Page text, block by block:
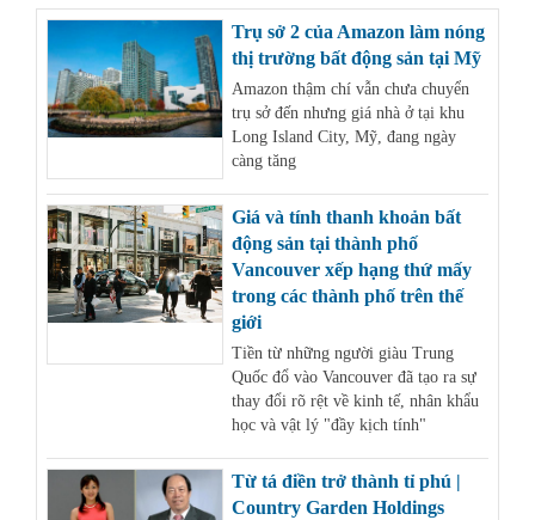
Trụ sở 2 của Amazon làm nóng
thị trường bất động sản tại Mỹ
Amazon thậm chí vẫn chưa chuyển
trụ sở đến nhưng giá nhà ở tại khu
Long Island City, Mỹ, đang ngày
càng tăng
Giá và tính thanh khoản bất
động sản tại thành phố
Vancouver xếp hạng thứ mấy
trong các thành phố trên thế
giới
Tiền từ những người giàu Trung
Quốc đổ vào Vancouver đã tạo ra sự
thay đổi rõ rệt về kinh tế, nhân khẩu
học và vật lý "đầy kịch tính"
Từ tá điền trở thành tỉ phú |
Country Garden Holdings